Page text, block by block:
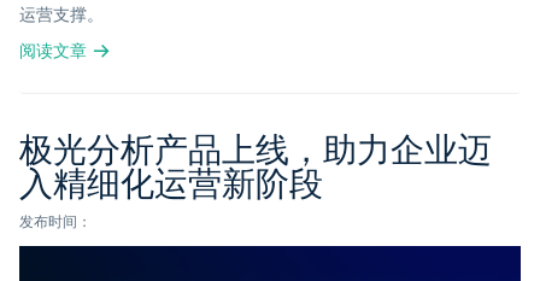
运营支撑。
阅读文章
极光分析产品上线，助力企业迈
入精细化运营新阶段
发布时间：